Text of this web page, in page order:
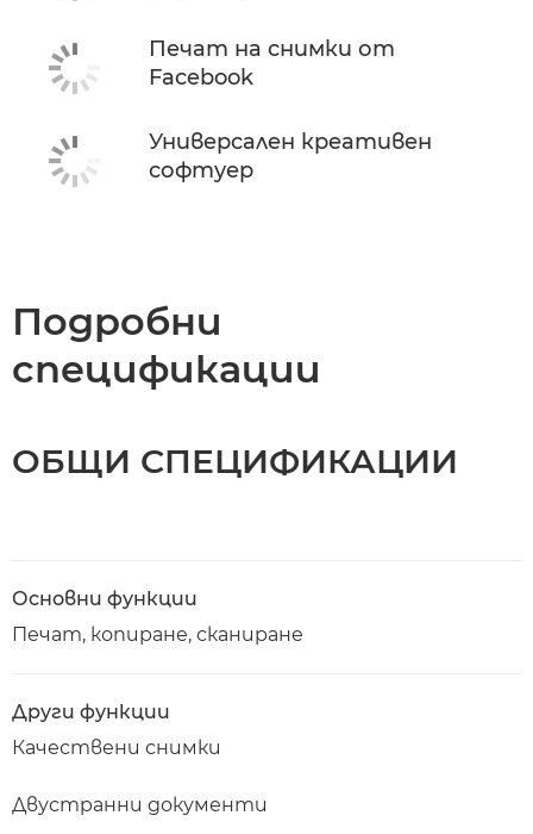
Печат на снимки от
Facebook
Универсален креативен
софтуер
Подробни
спецификации
ОБЩИ СПЕЦИФИКАЦИИ
Основни функции
Печат, копиране, сканиране
Други функции
Качествени снимки
Двустранни документи